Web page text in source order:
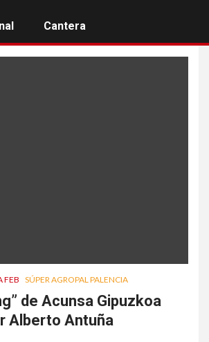
Cantera
FEB SÚPER AGROPAL PALENCIA
de Acunsa Gipuzkoa
Alberto Antuña